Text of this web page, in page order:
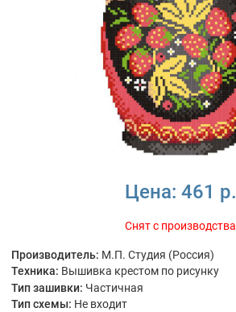
Цена: 461 р.
Снят с производства
Производитель: М.П. Студия (Россия)
Техника: Вышивка крестом по рисунку
Тип зашивки: Частичная
Тип схемы: Не входит